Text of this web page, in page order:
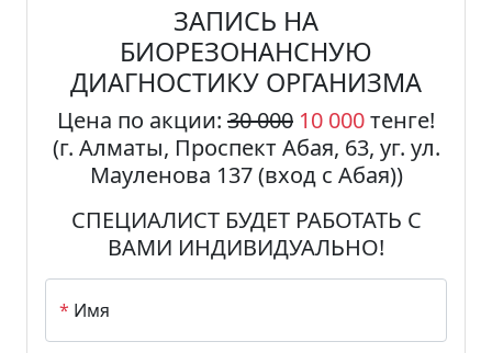
ЗАПИСЬ НА
БИОРЕЗОНАНСНУЮ
ДИАГНОСТИКУ ОРГАНИЗМА
Цена по акции: 30 000 10 000тенге!
(г. Алматы, Проспект Абая, 63, уг. ул.
Мауленова 137 (вход с Абая))
СПЕЦИАЛИСТ БУДЕТ РАБОТАТЬ С
ВАМИ ИНДИВИДУАЛЬНО!
* Имя